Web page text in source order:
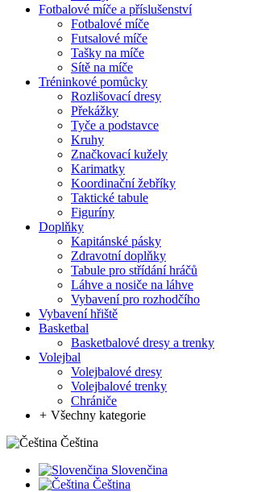
Fotbalové míče a příslušenství
Fotbalové míče
Futsalové míče
Tašky na míče
Sítě na míče
Tréninkové pomůcky
Rozlišovací dresy
Překážky
Tyče a podstavce
Kruhy
Značkovací kužely
Karimatky
Koordinační žebříky
Taktické tabule
Figuríny
Doplňky
Kapitánské pásky
Zdravotní doplňky
Tabule pro střídání hráčů
Láhve a nosiče na láhve
Vybavení pro rozhodčího
Vybavení hřiště
Basketbal
Basketbalové dresy a trenky
Volejbal
Volejbalové dresy
Volejbalové trenky
Chrániče
+ Všechny kategorie
Čeština
Slovenčina
Čeština